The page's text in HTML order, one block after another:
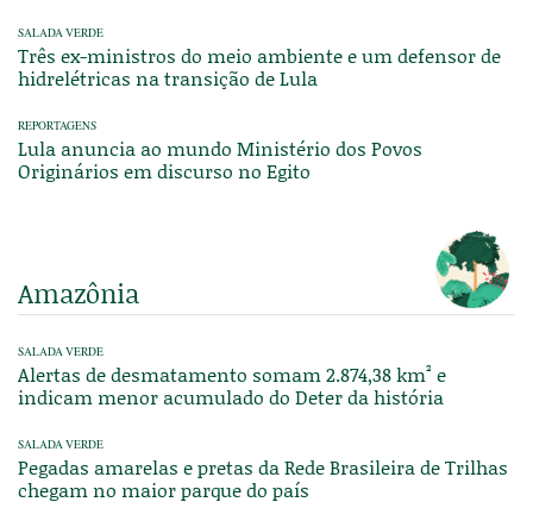
SALADA VERDE
Três ex-ministros do meio ambiente e um defensor de
hidrelétricas na transição de Lula
REPORTAGENS
Lula anuncia ao mundo Ministério dos Povos
Originários em discurso no Egito
Amazônia
SALADA VERDE
Alertas de desmatamento somam 2.874,38 km² e
indicam menor acumulado do Deter da história
SALADA VERDE
Pegadas amarelas e pretas da Rede Brasileira de Trilhas
chegam no maior parque do país